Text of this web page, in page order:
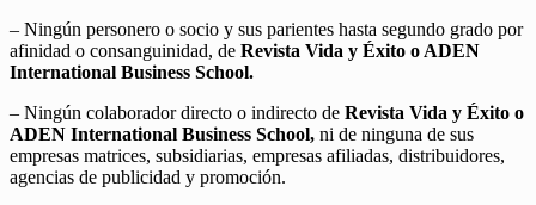
– Ningún personero o socio y sus parientes hasta segundo grado por
afinidad o consanguinidad, de Revista Vida y Éxito o ADEN
International Business School.
– Ningún colaborador directo o indirecto de Revista Vida y Éxito o
ADEN International Business School, ni de ninguna de sus
empresas matrices, subsidiarias, empresas afiliadas, distribuidores,
agencias de publicidad y promoción.